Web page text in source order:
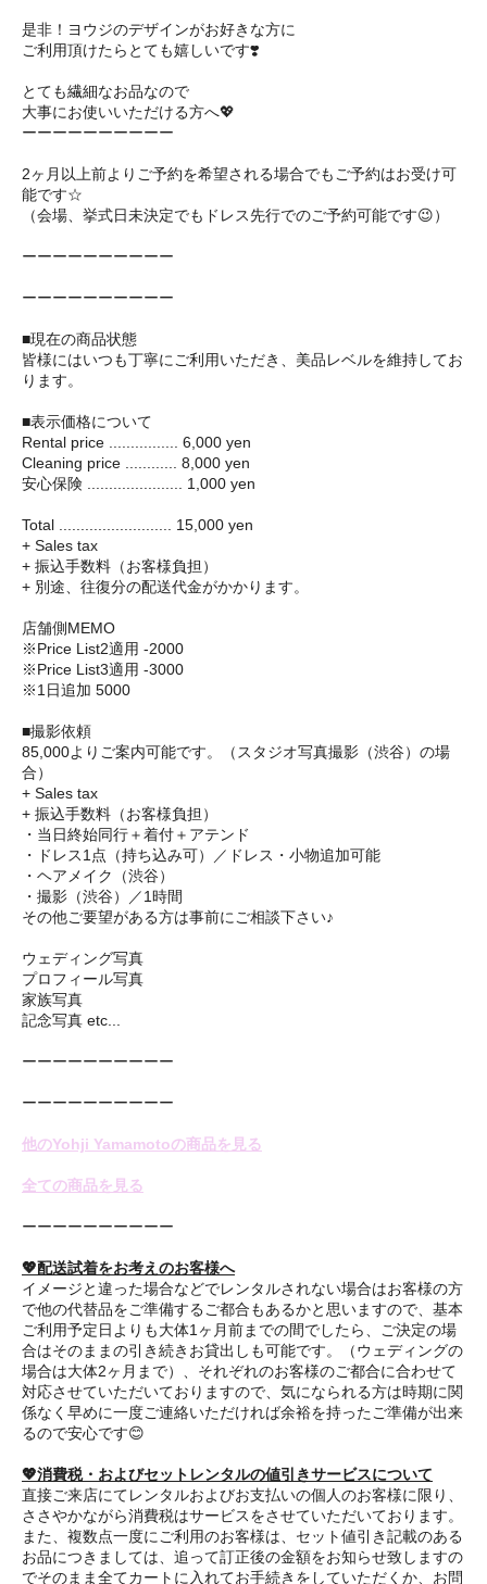
是非！ヨウジのデザインがお好きな方に
ご利用頂けたらとても嬉しいです❣️
とても繊細なお品なので
大事にお使いいただける方へ💖
ーーーーーーーーーー
2ヶ月以上前よりご予約を希望される場合でもご予約はお受け可
能です☆
（会場、挙式日未決定でもドレス先行でのご予約可能です😉）
ーーーーーーーーーー
ーーーーーーーーーー
■現在の商品状態
皆様にはいつも丁寧にご利用いただき、美品レベルを維持してお
ります。
■表示価格について
Rental price ................ 6,000 yen
Cleaning price ............ 8,000 yen
安心保険 ...................... 1,000 yen
Total .......................... 15,000 yen
+ Sales tax
+ 振込手数料（お客様負担）
+ 別途、往復分の配送代金がかかります。
店舗側MEMO
※Price List2適用 -2000
※Price List3適用 -3000
※1日追加 5000
■撮影依頼
85,000よりご案内可能です。（スタジオ写真撮影（渋谷）の場
合）
+ Sales tax
+ 振込手数料（お客様負担）
・当日終始同行＋着付＋アテンド
・ドレス1点（持ち込み可）／ドレス・小物追加可能
・ヘアメイク（渋谷）
・撮影（渋谷）／1時間
その他ご要望がある方は事前にご相談下さい♪
ウェディング写真
プロフィール写真
家族写真
記念写真 etc...
ーーーーーーーーーー
ーーーーーーーーーー
他のYohji Yamamotoの商品を見る
全ての商品を見る
ーーーーーーーーーー
💖配送試着をお考えのお客様へ
イメージと違った場合などでレンタルされない場合はお客様の方
で他の代替品をご準備するご都合もあるかと思いますので、基本
ご利用予定日よりも大体1ヶ月前までの間でしたら、ご決定の場
合はそのままの引き続きお貸出しも可能です。（ウェディングの
場合は大体2ヶ月まで）、それぞれのお客様のご都合に合わせて
対応させていただいておりますので、気になられる方は時期に関
係なく早めに一度ご連絡いただければ余裕を持ったご準備が出来
るので安心です😊
💖消費税・およびセットレンタルの値引きサービスについて
直接ご来店にてレンタルおよびお支払いの個人のお客様に限り、
ささやかながら消費税はサービスをさせていただいております。
また、複数点一度にご利用のお客様は、セット値引き記載のある
お品につきましては、追って訂正後の金額をお知らせ致しますの
でそのまま全てカートに入れてお手続きをしていただくか、お問